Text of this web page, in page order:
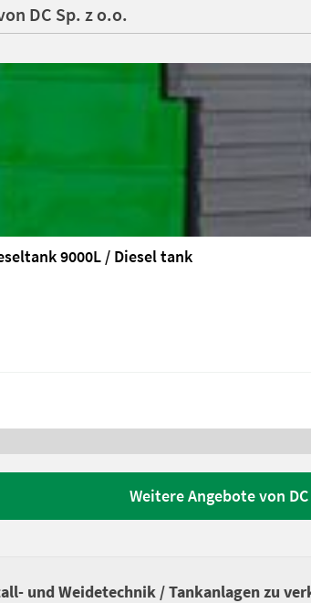
DC Sp. z o.o.
9000L / Diesel tank
Weitere Angebote von
und Weidetechnik / Tankanlagen zu